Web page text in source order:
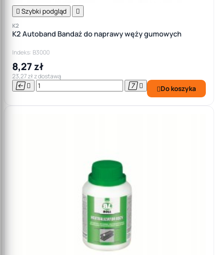
 Szybki podgląd 
K2
K2 Autoband Bandaż do naprawy węży gumowych
Indeks: B3000
8,27 zł
23,27 zł z dostawą
    Do koszyka